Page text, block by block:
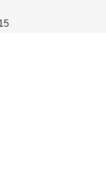
tamaño del 100%